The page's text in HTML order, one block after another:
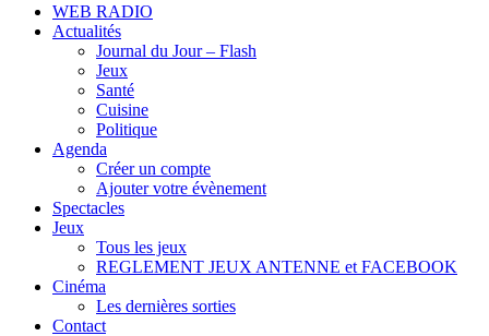
WEB RADIO
Actualités
Journal du Jour – Flash
Jeux
Santé
Cuisine
Politique
Agenda
Créer un compte
Ajouter votre évènement
Spectacles
Jeux
Tous les jeux
REGLEMENT JEUX ANTENNE et FACEBOOK
Cinéma
Les dernières sorties
Contact